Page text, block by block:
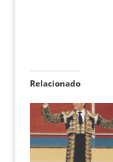
Relacionado